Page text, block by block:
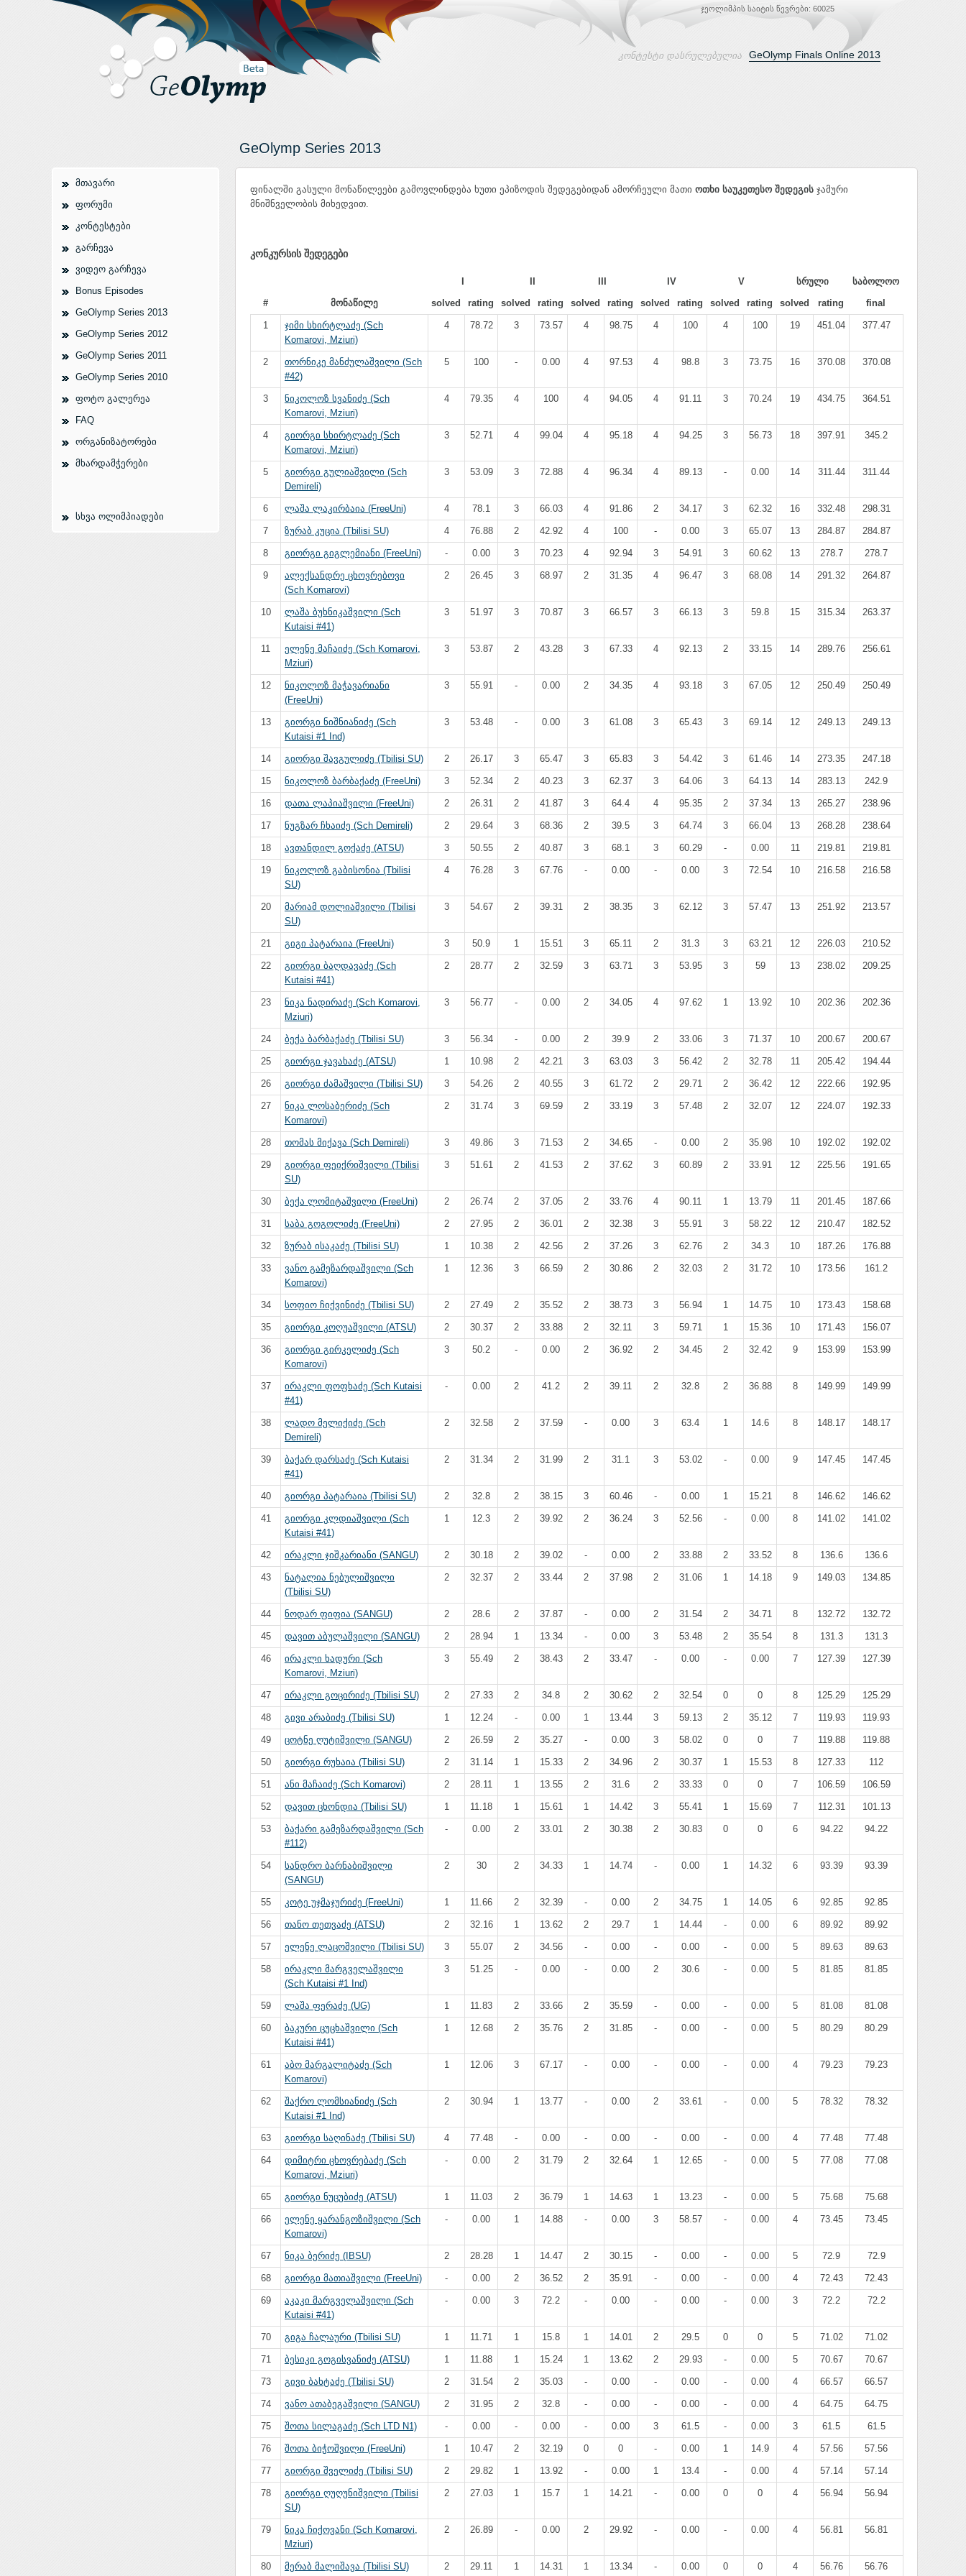
ჯეოლიმპის საიტის წევრები: 60025
კონტესტი დასრულებულია GeOlymp Finals Online 2013
მთავარი
ფორუმი
კონტესტები
გარჩევა
ვიდეო გარჩევა
Bonus Episodes
GeOlymp Series 2013
GeOlymp Series 2012
GeOlymp Series 2011
GeOlymp Series 2010
ფოტო გალერეა
FAQ
ორგანიზატორები
მხარდამჭერები
სხვა ოლიმპიადები
GeOlymp Series 2013
ფინალში გასული მონაწილეები გამოვლინდება ხუთი ეპიზოდის შედეგებიდან ამორჩეული მათი ოთხი საუკეთესო შედეგის ჯამური
მნიშნველობის მიხედვით.
კონკურსის შედეგები
IV V სრული
საბოლოო
#
მონაწილე solved rating solved rating solved rating solved rating solved rating solved rating final
1
ჯიმი სხირტლაძე (Sch
Komarovi, Mziuri)
4 78.72 3 73.57 4 98.75 4 100 4 100 19 451.04 377.47
2
თორნიკე მანძულაშვილი (Sch
#42)
5 100 - 0.00 4 97.53 4 98.8 3 73.75 16 370.08 370.08
3
ნიკოლოზ სვანიძე (Sch
Komarovi, Mziuri)
4 79.35 4 100 4 94.05 4 91.11 3 70.24 19 434.75 364.51
4
გიორგი სხირტლაძე (Sch
Komarovi, Mziuri)
3 52.71 4 99.04 4 95.18 4 94.25 3 56.73 18 397.91 345.2
5
გიორგი გულიაშვილი (Sch
Demireli)
3 53.09 3 72.88 4 96.34 4 89.13 - 0.00 14 311.44 311.44
6 ლაშა ლაკირბაია (FreeUni) 4 78.1 3 66.03 4 91.86 2 34.17 3 62.32 16 332.48 298.31
7 ზურაბ კუცია (Tbilisi SU) 4 76.88 2 42.92 4 100 - 0.00 3 65.07 13 284.87 284.87
8 გიორგი გიგლემიანი (FreeUni) - 0.00 3 70.23 4 92.94 3 54.91 3 60.62 13 278.7 278.7
9
ალექსანდრე ცხოვრებოვი
(Sch Komarovi)
2 26.45 3 68.97 2 31.35 4 96.47 3 68.08 14 291.32 264.87
10
ლაშა ბუხნიკაშვილი (Sch
Kutaisi #41)
3 51.97 3 70.87 3 66.57 3 66.13 3 59.8 15 315.34 263.37
11
ელენე მაჩაიძე (Sch Komarovi,
Mziuri)
3 53.87 2 43.28 3 67.33 4 92.13 2 33.15 14 289.76 256.61
12
ნიკოლოზ მაჭავარიანი
(FreeUni)
3 55.91 - 0.00 2 34.35 4 93.18 3 67.05 12 250.49 250.49
13
გიორგი ნიშნიანიძე (Sch
Kutaisi #1 Ind)
3 53.48 - 0.00 3 61.08 3 65.43 3 69.14 12 249.13 249.13
14 გიორგი შავგულიძე (Tbilisi SU) 2 26.17 3 65.47 3 65.83 3 54.42 3 61.46 14 273.35 247.18
15 ნიკოლოზ ბარბაქაძე (FreeUni) 3 52.34 2 40.23 3 62.37 3 64.06 3 64.13 14 283.13 242.9
16 დათა ლაპიაშვილი (FreeUni) 2 26.31 2 41.87 3 64.4 4 95.35 2 37.34 13 265.27 238.96
17 ნუგზარ ჩხაიძე (Sch Demireli) 2 29.64 3 68.36 2 39.5 3 64.74 3 66.04 13 268.28 238.64
18 ავთანდილ გოქაძე (ATSU) 3 50.55 2 40.87 3 68.1 3 60.29 - 0.00 11 219.81 219.81
19
ნიკოლოზ გაბისონია (Tbilisi
SU)
4 76.28 3 67.76 - 0.00 - 0.00 3 72.54 10 216.58 216.58
20
მარიამ დოლიაშვილი (Tbilisi
SU)
3 54.67 2 39.31 2 38.35 3 62.12 3 57.47 13 251.92 213.57
21 გიგი პატარაია (FreeUni) 3 50.9 1 15.51 3 65.11 2 31.3 3 63.21 12 226.03 210.52
22
გიორგი ბაღდავაძე (Sch
Kutaisi #41)
2 28.77 2 32.59 3 63.71 3 53.95 3 59 13 238.02 209.25
23
ნიკა ნადირაძე (Sch Komarovi,
Mziuri)
3 56.77 - 0.00 2 34.05 4 97.62 1 13.92 10 202.36 202.36
24 ბექა ბარბაქაძე (Tbilisi SU) 3 56.34 - 0.00 2 39.9 2 33.06 3 71.37 10 200.67 200.67
25 გიორგი ჯავახაძე (ATSU) 1 10.98 2 42.21 3 63.03 3 56.42 2 32.78 11 205.42 194.44
26 გიორგი ძამაშვილი (Tbilisi SU) 3 54.26 2 40.55 3 61.72 2 29.71 2 36.42 12 222.66 192.95
27
ნიკა ლოსაბერიძე (Sch
Komarovi)
2 31.74 3 69.59 2 33.19 3 57.48 2 32.07 12 224.07 192.33
28 თომას მიქავა (Sch Demireli) 3 49.86 3 71.53 2 34.65 - 0.00 2 35.98 10 192.02 192.02
29
გიორგი ფეიქრიშვილი (Tbilisi
SU)
3 51.61 2 41.53 2 37.62 3 60.89 2 33.91 12 225.56 191.65
30 ბექა ლომიტაშვილი (FreeUni) 2 26.74 2 37.05 2 33.76 4 90.11 1 13.79 11 201.45 187.66
31 საბა გოგოლიძე (FreeUni) 2 27.95 2 36.01 2 32.38 3 55.91 3 58.22 12 210.47 182.52
32 ზურაბ ისაკაძე (Tbilisi SU) 1 10.38 2 42.56 2 37.26 3 62.76 2 34.3 10 187.26 176.88
33
ვანო გამეზარდაშვილი (Sch
Komarovi)
1 12.36 3 66.59 2 30.86 2 32.03 2 31.72 10 173.56 161.2
34 სოფიო ჩიქვინიძე (Tbilisi SU) 2 27.49 2 35.52 2 38.73 3 56.94 1 14.75 10 173.43 158.68
35 გიორგი კოღუაშვილი (ATSU) 2 30.37 2 33.88 2 32.11 3 59.71 1 15.36 10 171.43 156.07
36
გიორგი გირკელიძე (Sch
Komarovi)
3 50.2 - 0.00 2 36.92 2 34.45 2 32.42 9 153.99 153.99
37
ირაკლი ფოფხაძე (Sch Kutaisi
#41)
- 0.00 2 41.2 2 39.11 2 32.8 2 36.88 8 149.99 149.99
38
ლადო მელიქიძე (Sch
Demireli)
2 32.58 2 37.59 - 0.00 3 63.4 1 14.6 8 148.17 148.17
39
ბაქარ დარსაძე (Sch Kutaisi
#41)
2 31.34 2 31.99 2 31.1 3 53.02 - 0.00 9 147.45 147.45
40 გიორგი პატარაია (Tbilisi SU) 2 32.8 2 38.15 3 60.46 - 0.00 1 15.21 8 146.62 146.62
41
გიორგი კლდიაშვილი (Sch
Kutaisi #41)
1 12.3 2 39.92 2 36.24 3 52.56 - 0.00 8 141.02 141.02
42 ირაკლი ჯიშკარიანი (SANGU) 2 30.18 2 39.02 - 0.00 2 33.88 2 33.52 8 136.6 136.6
43
ნატალია ნებულიშვილი
(Tbilisi SU)
2 32.37 2 33.44 2 37.98 2 31.06 1 14.18 9 149.03 134.85
44 ნოდარ ფიფია (SANGU) 2 28.6 2 37.87 - 0.00 2 31.54 2 34.71 8 132.72 132.72
45 დავით აბულაშვილი (SANGU) 2 28.94 1 13.34 - 0.00 3 53.48 2 35.54 8 131.3 131.3
46
ირაკლი ხადური (Sch
Komarovi, Mziuri)
3 55.49 2 38.43 2 33.47 - 0.00 - 0.00 7 127.39 127.39
47 ირაკლი გოცირიძე (Tbilisi SU) 2 27.33 2 34.8 2 30.62 2 32.54 0 0 8 125.29 125.29
48 გივი არაბიძე (Tbilisi SU) 1 12.24 - 0.00 1 13.44 3 59.13 2 35.12 7 119.93 119.93
49 ცოტნე ღუტიშვილი (SANGU) 2 26.59 2 35.27 - 0.00 3 58.02 0 0 7 119.88 119.88
50 გიორგი რუხაია (Tbilisi SU) 2 31.14 1 15.33 2 34.96 2 30.37 1 15.53 8 127.33 112
51 ანი მაჩაიძე (Sch Komarovi) 2 28.11 1 13.55 2 31.6 2 33.33 0 0 7 106.59 106.59
52 დავით ცხონდია (Tbilisi SU) 1 11.18 1 15.61 1 14.42 3 55.41 1 15.69 7 112.31 101.13
53
ბაქარი გამეზარდაშვილი (Sch
#112)
- 0.00 2 33.01 2 30.38 2 30.83 0 0 6 94.22 94.22
54
სანდრო ბარნაბიშვილი
(SANGU)
2 30 2 34.33 1 14.74 - 0.00 1 14.32 6 93.39 93.39
55 კოტე უჯმაჯურიძე (FreeUni) 1 11.66 2 32.39 - 0.00 2 34.75 1 14.05 6 92.85 92.85
56 თანო თეთვაძე (ATSU) 2 32.16 1 13.62 2 29.7 1 14.44 - 0.00 6 89.92 89.92
57 ელენე ლაცოშვილი (Tbilisi SU) 3 55.07 2 34.56 - 0.00 - 0.00 - 0.00 5 89.63 89.63
58
ირაკლი მარგველაშვილი
(Sch Kutaisi #1 Ind)
3 51.25 - 0.00 - 0.00 2 30.6 - 0.00 5 81.85 81.85
59 ლაშა ფერაძე (UG) 1 11.83 2 33.66 2 35.59 - 0.00 - 0.00 5 81.08 81.08
60
ბაკური ცუცხაშვილი (Sch
Kutaisi #41)
1 12.68 2 35.76 2 31.85 - 0.00 - 0.00 5 80.29 80.29
61
აბო მარგალიტაძე (Sch
Komarovi)
1 12.06 3 67.17 - 0.00 - 0.00 - 0.00 4 79.23 79.23
62
შაქრო ლომსიანიძე (Sch
Kutaisi #1 Ind)
2 30.94 1 13.77 - 0.00 2 33.61 - 0.00 5 78.32 78.32
63 გიორგი საღინაძე (Tbilisi SU) 4 77.48 - 0.00 - 0.00 - 0.00 - 0.00 4 77.48 77.48
64
დიმიტრი ცხოვრებაძე (Sch
Komarovi, Mziuri)
- 0.00 2 31.79 2 32.64 1 12.65 - 0.00 5 77.08 77.08
65 გიორგი ნუცუბიძე (ATSU) 1 11.03 2 36.79 1 14.63 1 13.23 - 0.00 5 75.68 75.68
66
ელენე ყარანგოზიშვილი (Sch
Komarovi)
- 0.00 1 14.88 - 0.00 3 58.57 - 0.00 4 73.45 73.45
67 ნიკა ბერიძე (IBSU) 2 28.28 1 14.47 2 30.15 - 0.00 - 0.00 5 72.9 72.9
68 გიორგი მათიაშვილი (FreeUni) - 0.00 2 36.52 2 35.91 - 0.00 - 0.00 4 72.43 72.43
69
აკაკი მარგველაშვილი (Sch
Kutaisi #41)
- 0.00 3 72.2 - 0.00 - 0.00 - 0.00 3 72.2 72.2
70 გიგა ჩალაური (Tbilisi SU) 1 11.71 1 15.8 1 14.01 2 29.5 0 0 5 71.02 71.02
71 ბესიკი გოგისვანიძე (ATSU) 1 11.88 1 15.24 1 13.62 2 29.93 - 0.00 5 70.67 70.67
73 გივი ბახტაძე (Tbilisi SU) 2 31.54 2 35.03 - 0.00 - 0.00 - 0.00 4 66.57 66.57
74 ვანო ათაბეგაშვილი (SANGU) 2 31.95 2 32.8 - 0.00 - 0.00 - 0.00 4 64.75 64.75
75 შოთა სილაგაძე (Sch LTD N1) - 0.00 - 0.00 - 0.00 3 61.5 - 0.00 3 61.5 61.5
76 შოთა ბიჭოშვილი (FreeUni) 1 10.47 2 32.19 0 0 - 0.00 1 14.9 4 57.56 57.56
77 გიორგი შველიძე (Tbilisi SU) 2 29.82 1 13.92 - 0.00 1 13.4 - 0.00 4 57.14 57.14
78
გიორგი ღუღუნიშვილი (Tbilisi
SU)
2 27.03 1 15.7 1 14.21 - 0.00 0 0 4 56.94 56.94
79
ნიკა ჩიქოვანი (Sch Komarovi,
Mziuri)
2 26.89 - 0.00 2 29.92 - 0.00 - 0.00 4 56.81 56.81
80 მერაბ მალიშავა (Tbilisi SU) 2 29.11 1 14.31 1 13.34 - 0.00 0 0 4 56.76 56.76